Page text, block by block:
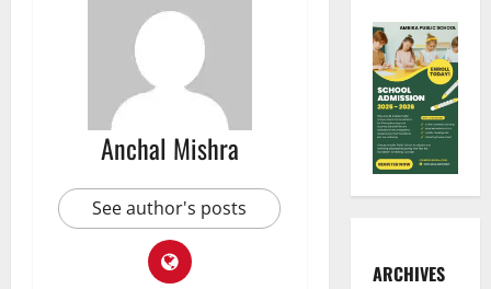
Anchal Mishra
See author's posts
ARCHIVES